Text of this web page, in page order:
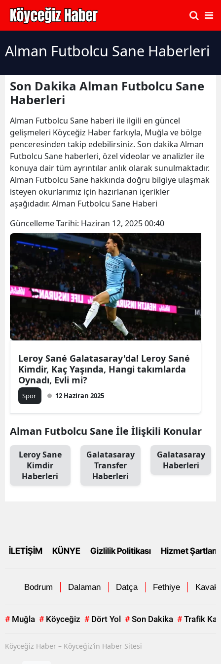
Alman Futbolcu Sane Haberleri
Son Dakika Alman Futbolcu Sane
Haberleri
Alman Futbolcu Sane haberi ile ilgili en güncel
gelişmeleri Köyceğiz Haber farkıyla, Muğla ve bölge
penceresinden takip edebilirsiniz. Son dakika Alman
Futbolcu Sane haberleri, özel videolar ve analizler ile
konuya dair tüm ayrıntılar anlık olarak sunulmaktadır.
Alman Futbolcu Sane hakkında doğru bilgiye ulaşmak
isteyen okurlarımız için hazırlanan içerikler
aşağıdadır. Alman Futbolcu Sane Haberi
Güncelleme Tarihi: Haziran 12, 2025 00:40
Leroy Sané Galatasaray'da! Leroy Sané
Kimdir, Kaç Yaşında, Hangi takımlarda
Oynadı, Evli mi?
Spor 12 Haziran 2025
Alman Futbolcu Sane İle İlişkili Konular
Leroy Sane
Kimdir
Haberleri
Galatasaray
Transfer
Haberleri
Galatasaray
Haberleri
İLETİŞİM KÜNYE Gizlilik Politikası Hizmet Şartları
Bodrum Dalaman Datça Fethiye
# Muğla # Köyceğiz # Dört Yol # Son Dakika # Trafik
Köyceğiz Haber – Köyceğiz’in Haber Sitesi